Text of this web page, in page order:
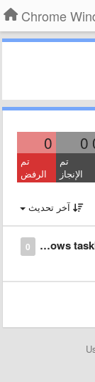
Chrome
0
0
تم
الإنجاز
تم
الرفض
آخر تحديث
0 Windows/